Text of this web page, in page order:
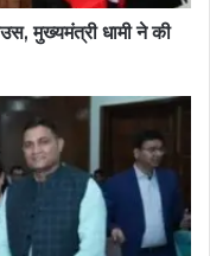
मुख्यमंत्री धामी ने की